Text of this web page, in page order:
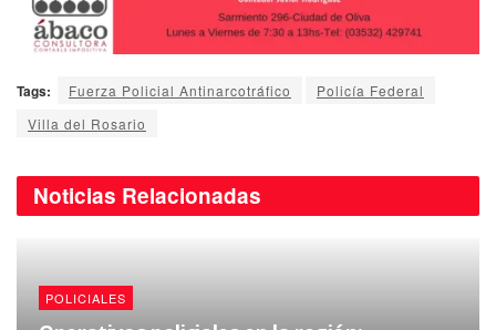
Tags: Fuerza Policial Antinarcotráfico
Policía Federal
Villa del Rosario
Noticias Relacionadas
POLICIALES